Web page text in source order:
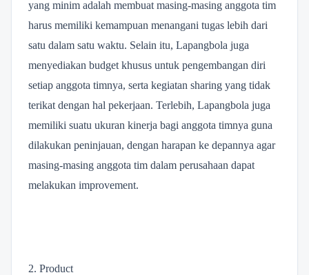
yang minim adalah membuat masing-masing anggota tim
harus memiliki kemampuan menangani tugas lebih dari
satu dalam satu waktu. Selain itu, Lapangbola juga
menyediakan budget khusus untuk pengembangan diri
setiap anggota timnya, serta kegiatan sharing yang tidak
terikat dengan hal pekerjaan. Terlebih, Lapangbola juga
memiliki suatu ukuran kinerja bagi anggota timnya guna
dilakukan peninjauan, dengan harapan ke depannya agar
masing-masing anggota tim dalam perusahaan dapat
melakukan improvement.
2. Product